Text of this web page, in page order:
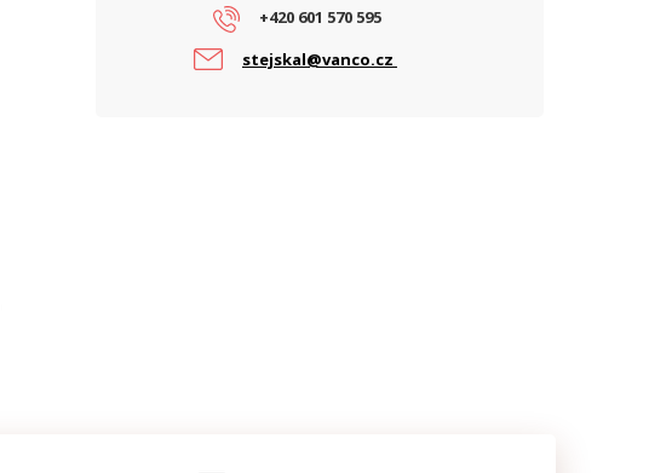
+420 601 570 595
stejskal@vanco.cz